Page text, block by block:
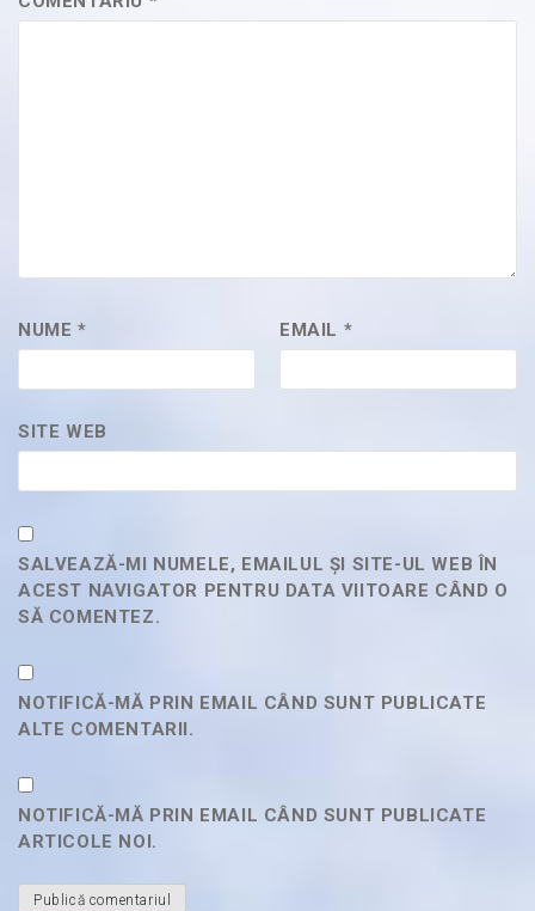
NUME * EMAIL *
SITE WEB
SALVEAZĂ-MI NUMELE, EMAILUL ȘI SITE-UL WEB ÎN
ACEST NAVIGATOR PENTRU DATA VIITOARE CÂND O
SĂ COMENTEZ.
NOTIFICĂ-MĂ PRIN EMAIL CÂND SUNT PUBLICATE
ALTE COMENTARII.
NOTIFICĂ-MĂ PRIN EMAIL CÂND SUNT PUBLICATE
ARTICOLE NOI.